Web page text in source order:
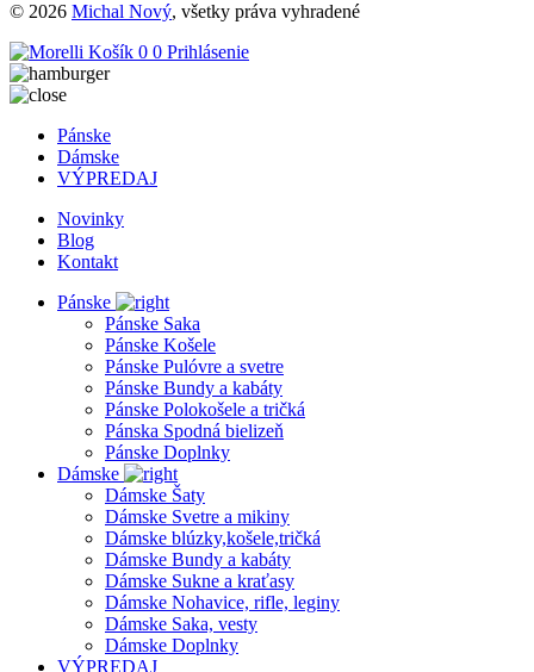
© 2026 Michal Nový, všetky práva vyhradené
Košík 0 0 Prihlásenie
Pánske
Dámske
VÝPREDAJ
Novinky
Blog
Kontakt
Pánske
Pánske Saka
Pánske Košele
Pánske Pulóvre a svetre
Pánske Bundy a kabáty
Pánske Polokošele a tričká
Pánska Spodná bielizeň
Pánske Doplnky
Dámske
Dámske Šaty
Dámske Svetre a mikiny
Dámske blúzky,košele,tričká
Dámske Bundy a kabáty
Dámske Sukne a kraťasy
Dámske Nohavice, rifle, leginy
Dámske Saka, vesty
Dámske Doplnky
VÝPREDAJ